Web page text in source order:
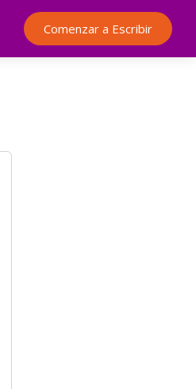
Comenzar a Escribir